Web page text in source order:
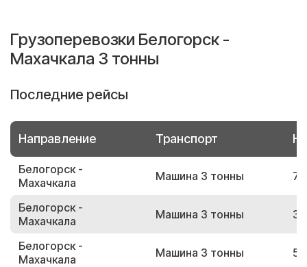
Грузоперевозки Белогорск -
Махачкала 3 тонны
Последние рейсы
Направление Транспорт
Белогорск -
Махачкала
Машина 3 тонны
Белогорск -
Махачкала
Машина 3 тонны
Белогорск -
Махачкала
Машина 3 тонны